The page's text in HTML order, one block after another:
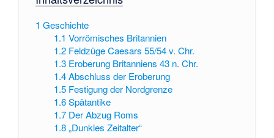
1 Geschichte
1.1 Vorrömisches Britannien
1.2 Feldzüge Caesars 55/54 v. Chr.
1.3 Eroberung Britanniens 43 n. Chr.
1.4 Abschluss der Eroberung
1.5 Festigung der Nordgrenze
1.6 Spätantike
1.7 Der Abzug Roms
1.8 „Dunkles Zeitalter“